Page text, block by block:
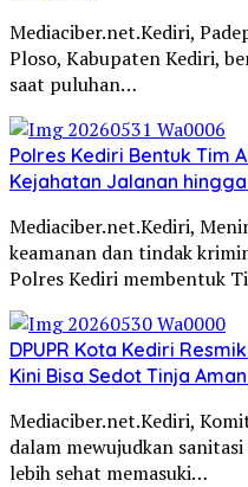
Mediaciber.net.Kediri,
Ploso, Kabupaten Kediri,
saat puluhan…
Polres Kediri Bentuk Tim
Kejahatan Jalanan
Mediaciber.net.Kediri,
keamanan dan tindak
Polres Kediri membentuk
DPUPR Kota Kediri
Kini Bisa Sedot Tinja
Mediaciber.net.Kediri,
dalam mewujudkan
lebih sehat memasuki…